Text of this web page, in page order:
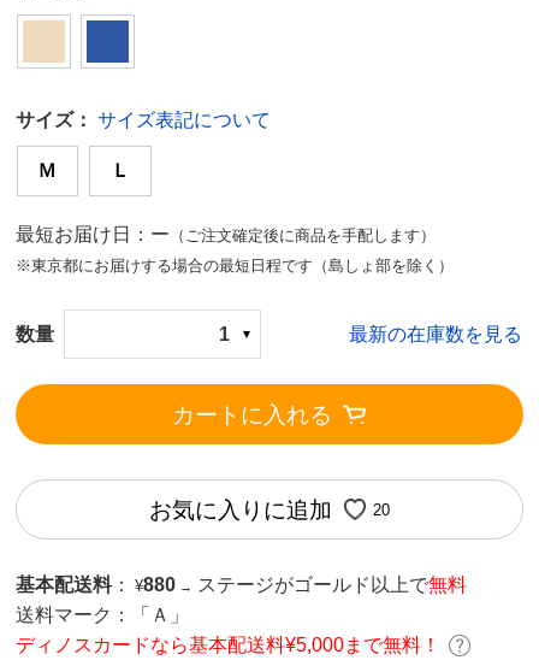
サイズ： サイズ表記について
Ｍ Ｌ
最短お届け日：ー （ご注文確定後に商品を手配します）
※東京都にお届けする場合の最短日程です（島しょ部を除く）
数量 1 最新の在庫数を見る
カートに入れる
お気に入りに追加 20
基本配送料 ： ¥880 → ステージがゴールド以上で無料
送料マーク：
「Ａ」
ディノスカードなら基本配送料¥5,000まで無料！